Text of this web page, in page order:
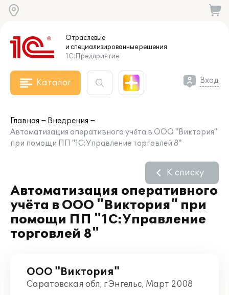
Отраслевые
и специализированныерешения
1С:Предприятие
Каталог Вход
Главная
Внедрения
Автоматизация оперативного учёта в ООО "Виктория"
при помощи ПП "1С:Управление торговлей 8"
Автоматизация оперативного
учёта в ООО "Виктория" при
помощи ПП "1С:Управление
торговлей 8"
К списку
ООО "Виктория"
Саратовская обл, г Энгельс, Март 2008